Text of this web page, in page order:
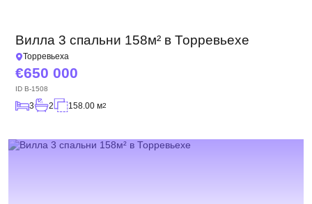
Вилла 3 спальни 158м² в Торревьехе
Торревьеха
650 000
ID B-1508
3 2 158.00 м2